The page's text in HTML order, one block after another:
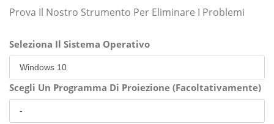
Prova Il Nostro Strumento Per Eliminare I Problemi
Seleziona Il Sistema Operativo
Scegli Un Programma Di Proiezione (Facoltativamente)